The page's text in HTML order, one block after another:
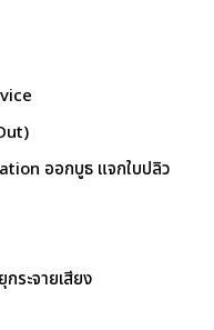
ออกบูธ แจกใบปลิว
ระจายเสียง